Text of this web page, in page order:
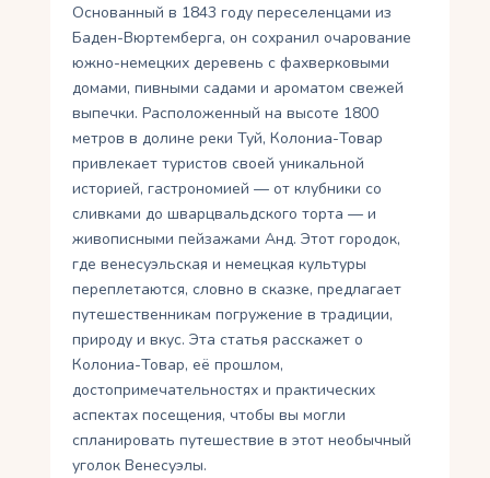
Основанный в 1843 году переселенцами из
Баден-Вюртемберга, он сохранил очарование
южно-немецких деревень с фахверковыми
домами, пивными садами и ароматом свежей
выпечки. Расположенный на высоте 1800
метров в долине реки Туй, Колониа-Товар
привлекает туристов своей уникальной
историей, гастрономией — от клубники со
сливками до шварцвальдского торта — и
живописными пейзажами Анд. Этот городок,
где венесуэльская и немецкая культуры
переплетаются, словно в сказке, предлагает
путешественникам погружение в традиции,
природу и вкус. Эта статья расскажет о
Колониа-Товар, её прошлом,
достопримечательностях и практических
аспектах посещения, чтобы вы могли
спланировать путешествие в этот необычный
уголок Венесуэлы.